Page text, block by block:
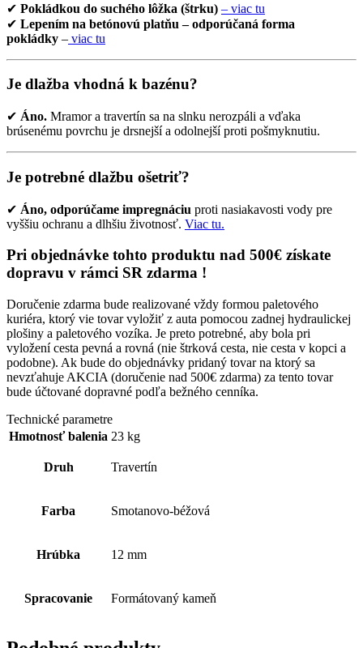
✔ Pokládkou do suchého lôžka (štrku) – viac tu
✔ Lepením na betónovú platňu – odporúčaná forma
pokládky – viac tu
Je dlažba vhodná k bazénu?
✔ Áno. Mramor a travertín sa na slnku nerozpáli a vďaka
brúsenému povrchu je drsnejší a odolnejší proti pošmyknutiu.
Je potrebné dlažbu ošetriť?
✔ Áno, odporúčame impregnáciu proti nasiakavosti vody pre
vyššiu ochranu a dlhšiu životnosť. Viac tu.
Pri objednávke tohto produktu nad 500€ získate
dopravu v rámci SR zdarma !
Doručenie zdarma bude realizované vždy formou paletového
kuriéra, ktorý vie tovar vyložiť z auta pomocou zadnej hydraulickej
plošiny a paletového vozíka. Je preto potrebné, aby bola pri
vyložení cesta pevná a rovná (nie štrková cesta, nie cesta v kopci a
podobne). Ak bude do objednávky pridaný tovar na ktorý sa
nevzťahuje AKCIA (doručenie nad 500€ zdarma) za tento tovar
bude účtované dopravné podľa bežného cenníka.
Technické parametre
Hmotnosť balenia 23 kg
Druh Travertín
Farba Smotanovo-béžová
Hrúbka 12 mm
Spracovanie Formátovaný kameň